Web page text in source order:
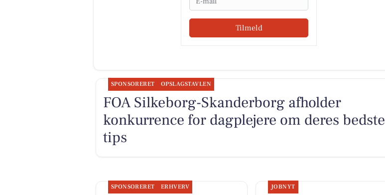
Tilmeld
SPONSORERET OPSLAGSTAVLEN
FOA Silkeborg-Skanderborg afholder
konkurrence for dagplejere om deres bedste
tips
SPONSORERET ERHVERV JOBNYT